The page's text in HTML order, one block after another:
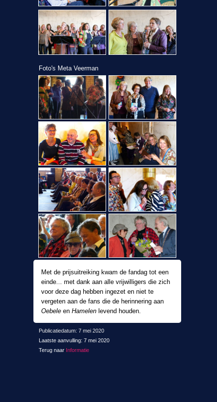
Foto's Meta Veerman
Met de prijsuitreiking kwam de fandag tot een
einde... met dank aan alle vrijwilligers die zich
voor deze dag hebben ingezet en niet te
vergeten aan de fans die de herinnering aan
Oebele en Hamelen levend houden.
Publicatiedatum: 7 mei 2020
Laatste aanvulling: 7 mei 2020
Terug naar Informatie